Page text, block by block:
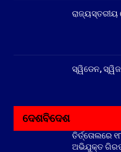
ରାଜ୍ୟସ୍ତରୀୟ
ସ୍ୱିଡେନ,
ଦେଶବିଦେଶ
ତିର୍ତ୍ତୋଲରେ
ଅଭିଯୁକ୍ତ